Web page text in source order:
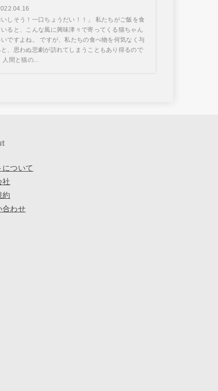
いしそう！一口ちょうだい！！」 私たちがご飯を食
いると、こんな風に興味津々で寄ってくる猫ちゃん
いですよね。 ですが、私たちの食べ物を何気なく与
と、思わぬ悲劇が訪れてしまうこともあり得るので
人間と猫の...
について
社
約
合わせ